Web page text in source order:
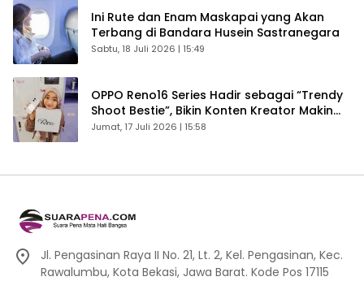
Ini Rute dan Enam Maskapai yang Akan
Terbang di Bandara Husein Sastranegara
Sabtu, 18 Juli 2026 | 15:49
OPPO Reno16 Series Hadir sebagai “Trendy
Shoot Bestie”, Bikin Konten Kreator Makin
Betah
Jumat, 17 Juli 2026 | 15:58
Jl. Pengasinan Raya II No. 21, Lt. 2, Kel. Pengasinan, Kec.
Rawalumbu, Kota Bekasi, Jawa Barat. Kode Pos 17115